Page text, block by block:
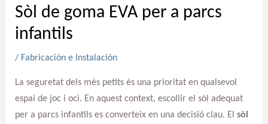
Sòl de goma EVA per a parcs
infantils
/ Fabricación e Instalación
La seguretat dels més petits és una prioritat en qualsevol
espai de joc i oci. En aquest context, escollir el sòl adequat
per a parcs infantils es converteix en una decisió clau. El sòl